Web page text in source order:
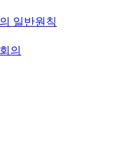
일반원칙
의